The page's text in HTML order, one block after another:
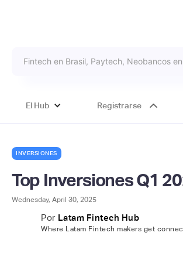
El Hub Registrarse
INVERSIONES
Top Inversiones Q1
Wednesday, April 30, 2025
Por Latam Fintech Hub
Where Latam Fintech makers get